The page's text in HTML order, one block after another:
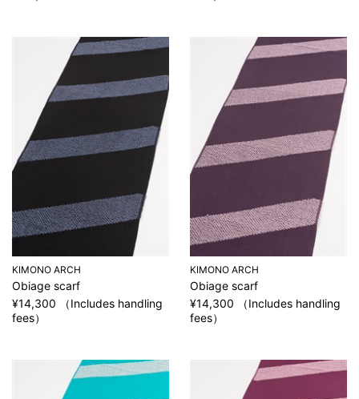
KIMONO ARCH
Obiage scarf
¥14,300 （Includes handling
fees）
KIMONO ARCH
Obiage scarf
¥14,300 （Includes handling
fees）